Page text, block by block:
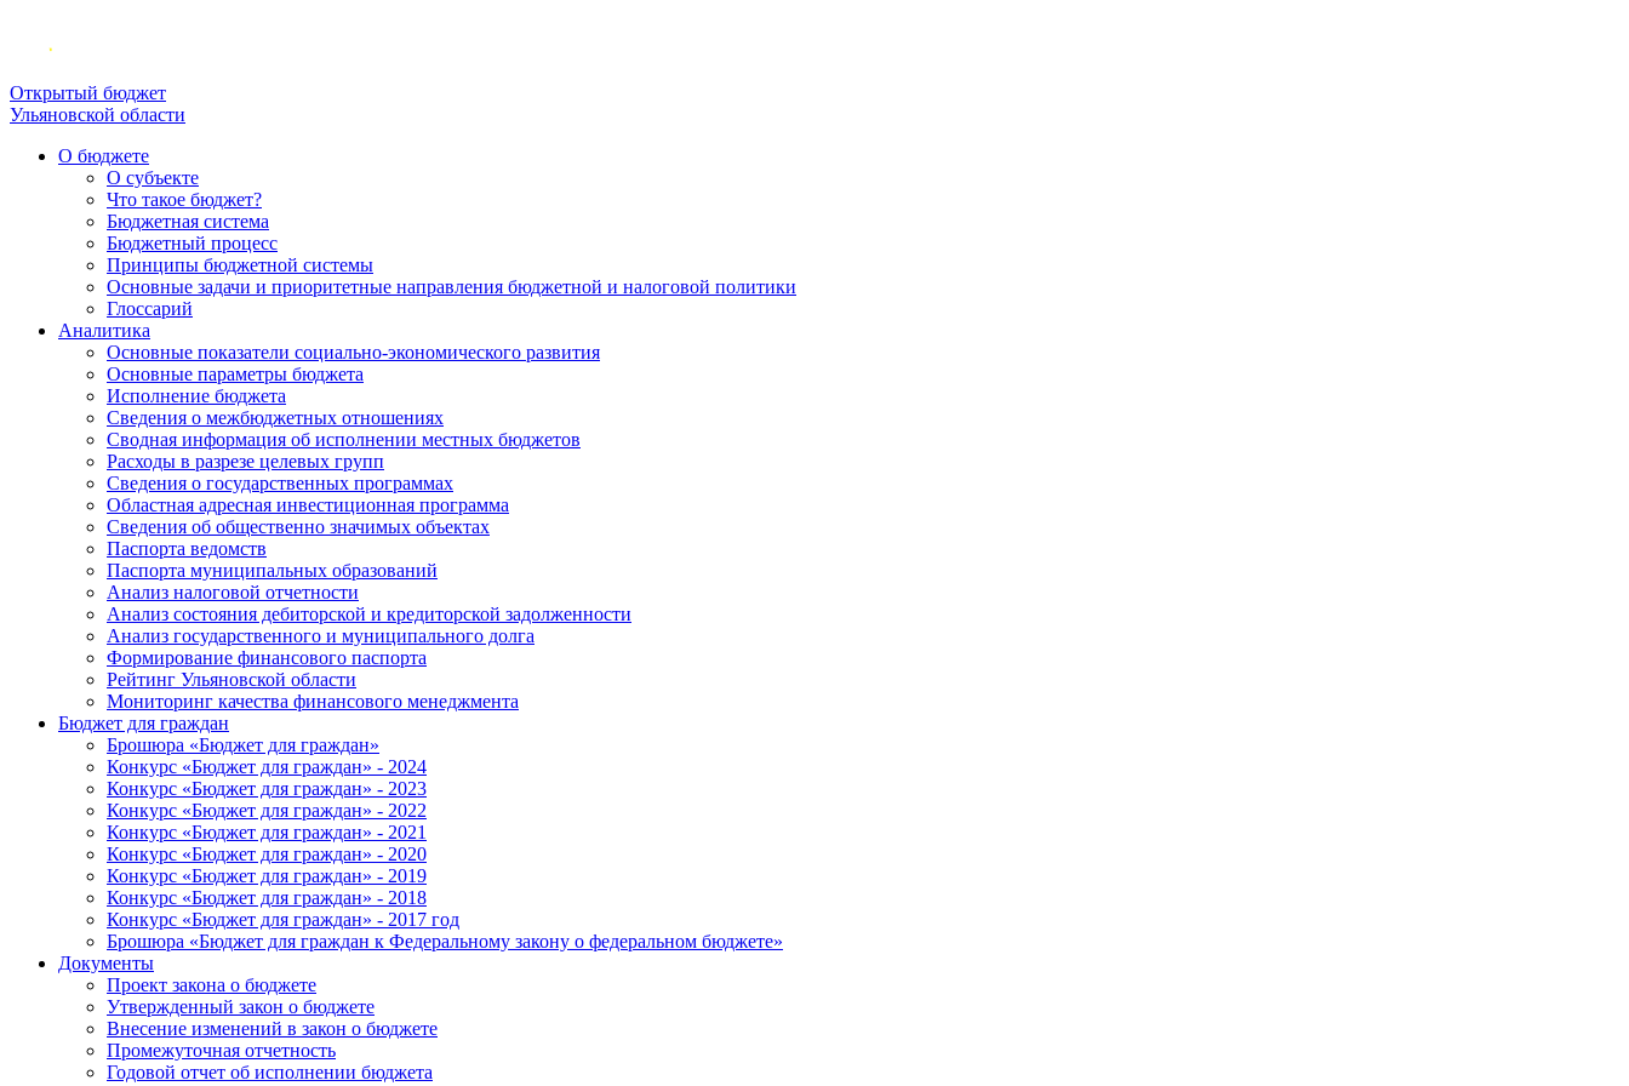
Открытый бюджет
Ульяновской области
О бюджете
О субъекте
Что такое бюджет?
Бюджетная система
Бюджетный процесс
Принципы бюджетной системы
Основные задачи и приоритетные направления бюджетной и налоговой политики
Глоссарий
Аналитика
Основные показатели социально-экономического развития
Основные параметры бюджета
Исполнение бюджета
Сведения о межбюджетных отношениях
Сводная информация об исполнении местных бюджетов
Расходы в разрезе целевых групп
Сведения о государственных программах
Областная адресная инвестиционная программа
Сведения об общественно значимых объектах
Паспорта ведомств
Паспорта муниципальных образований
Анализ налоговой отчетности
Анализ состояния дебиторской и кредиторской задолженности
Анализ государственного и муниципального долга
Формирование финансового паспорта
Рейтинг Ульяновской области
Мониторинг качества финансового менеджмента
Бюджет для граждан
Брошюра «Бюджет для граждан»
Конкурс «Бюджет для граждан» - 2024
Конкурс «Бюджет для граждан» - 2023
Конкурс «Бюджет для граждан» - 2022
Конкурс «Бюджет для граждан» - 2021
Конкурс «Бюджет для граждан» - 2020
Конкурс «Бюджет для граждан» - 2019
Конкурс «Бюджет для граждан» - 2018
Конкурс «Бюджет для граждан» - 2017 год
Брошюра «Бюджет для граждан к Федеральному закону о федеральном бюджете»
Документы
Проект закона о бюджете
Утвержденный закон о бюджете
Внесение изменений в закон о бюджете
Промежуточная отчетность
Годовой отчет об исполнении бюджета